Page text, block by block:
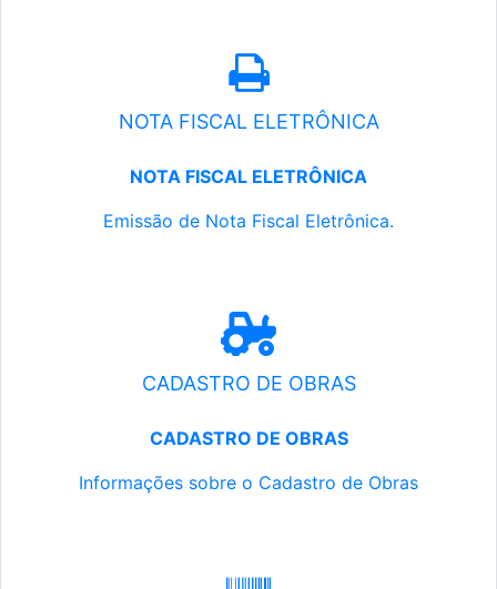
NOTA FISCAL ELETRÔNICA
NOTA FISCAL ELETRÔNICA
Emissão de Nota Fiscal Eletrônica.
CADASTRO DE OBRAS
CADASTRO DE OBRAS
Informações sobre o Cadastro de Obras